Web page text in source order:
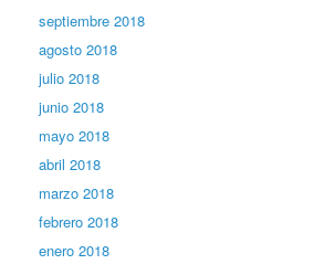
septiembre 2018
agosto 2018
julio 2018
junio 2018
mayo 2018
abril 2018
marzo 2018
febrero 2018
enero 2018